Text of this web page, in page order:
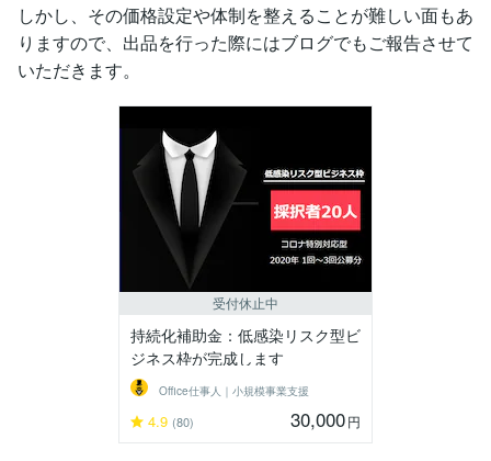
しかし、その価格設定や体制を整えることが難しい面もあ
りますので、出品を行った際にはブログでもご報告させて
いただきます。
受付休止中
持続化補助金：低感染リスク型ビ
ジネス枠が完成します
Office仕事人｜小規模事業支援
4.9 (80) 30,000円